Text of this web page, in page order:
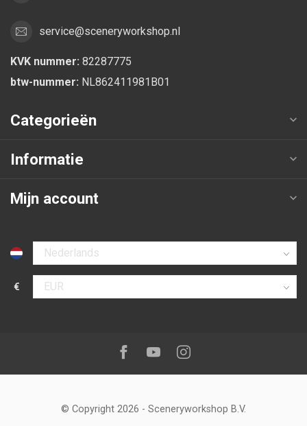
service@sceneryworkshop.nl
KVK nummer: 82287775
btw-nummer: NL862411981B01
Categorieën
Informatie
Mijn account
Selecteer taal
€
Selecteer valuta
Volg ons op:Facebook
YoutubeInstagram
© Copyright 2026 - Sceneryworkshop B.V.